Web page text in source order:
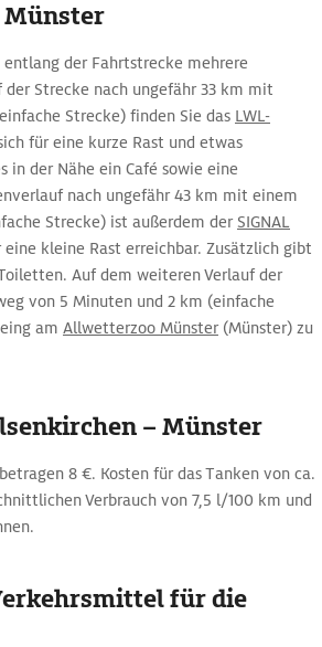
Münster
entlang der Fahrtstrecke mehrere
Strecke nach ungefähr 33 km mit
Strecke) finden Sie das LWL-
für eine kurze Rast und etwas
in der Nähe ein Café sowie eine
nach ungefähr 43 km mit einem
Strecke) ist außerdem der SIGNAL
eine kleine Rast erreichbar. Zusätzlich gibt
Auf dem weiteren Verlauf der
von 5 Minuten und 2 km (einfache
am Allwetterzoo Münster(Münster) zu
– Münster
8 €. Kosten für das Tanken von ca.
Verbrauch von 7,5 l/100 km und
für die